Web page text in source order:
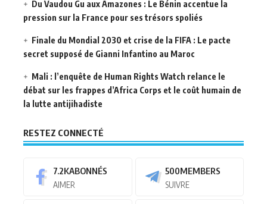
Du Vaudou Gu aux Amazones : Le Bénin accentue la
pression sur la France pour ses trésors spoliés
Finale du Mondial 2030 et crise de la FIFA : Le pacte
secret supposé de Gianni Infantino au Maroc
Mali : l’enquête de Human Rights Watch relance le
débat sur les frappes d’Africa Corps et le coût humain de
la lutte antijihadiste
RESTEZ CONNECTÉ
7.2KABONNÉS
AIMER
500MEMBERS
SUIVRE